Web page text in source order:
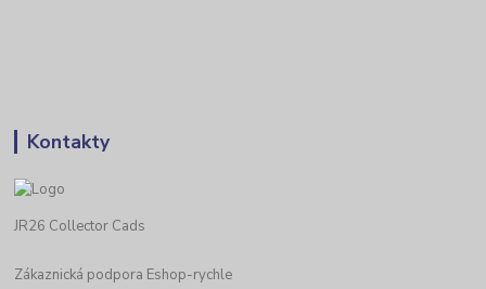
Kontakty
JR26 Collector Cads
Zákaznická podpora Eshop-rychle